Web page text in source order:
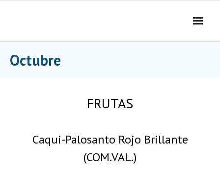
Octubre
FRUTAS
Caqui-Palosanto Rojo Brillante
(COM.VAL.)